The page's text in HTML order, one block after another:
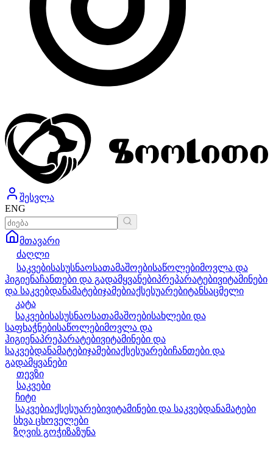
შესვლა
ENG
მთავარი
ძაღლი
საკვებისასუსნაოსათამაშოებისაწოლებიმოვლა და
ჰიგიენაჩანთები და გადამყვანებიპრეპარატებივიტამინები
და საკვებდანამატებიჯამებიაქსესუარებიტანსაცმელი
კატა
საკვებისასუსნაოსათამაშოებისახლები და
საფხაჭნებისაწოლებიმოვლა და
ჰიგიენაპრეპარატებივიტამინები და
საკვებდანამატებიჯამებიაქსესუარებიჩანთები და
გადამყვანები
თევზი
საკვები
ჩიტი
საკვებიაქსესუარებივიტამინები და საკვებდანამატები
სხვა ცხოველები
ზღვის გოჭიზაზუნა